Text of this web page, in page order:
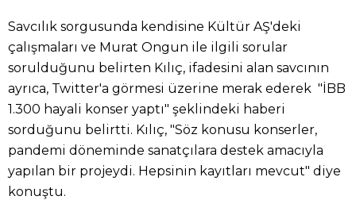
Savcılık sorgusunda kendisine Kültür AŞ'deki
çalışmaları ve Murat Ongun ile ilgili sorular
sorulduğunu belirten Kılıç, ifadesini alan savcının
ayrıca, Twitter'a görmesi üzerine merak ederek "İBB
1.300 hayali konser yaptı" şeklindeki haberi
sorduğunu belirtti. Kılıç, "Söz konusu konserler,
pandemi döneminde sanatçılara destek amacıyla
yapılan bir projeydi. Hepsinin kayıtları mevcut" diye
konuştu.